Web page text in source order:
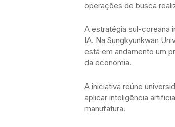
operações de busca
A estratégia sul-coreana
IA. Na Sungkyunkwan
está em andamento um
da economia.
A iniciativa reúne
aplicar inteligência
manufatura.